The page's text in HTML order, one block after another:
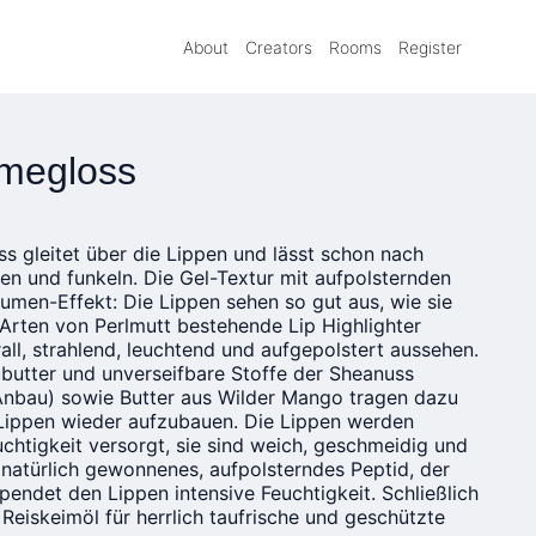
About Creators Rooms Register
gleitet über die Lippen und lässt schon nach
und funkeln. Die Gel-Textur mit aufpolsternden
Effekt: Die Lippen sehen so gut aus, wie sie
von Perlmutt bestehende Lip Highlighter
strahlend, leuchtend und aufgepolstert aussehen.
und unverseifbare Stoffe der Sheanuss
sowie Butter aus Wilder Mango tragen dazu
wieder aufzubauen. Die Lippen werden
versorgt, sie sind weich, geschmeidig und
gewonnenes, aufpolsterndes Peptid, der
den Lippen intensive Feuchtigkeit. Schließlich
für herrlich taufrische und geschützte